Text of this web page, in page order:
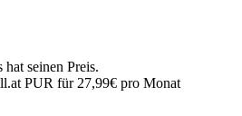
seinen Preis.
PUR für 27,99€ pro Monat